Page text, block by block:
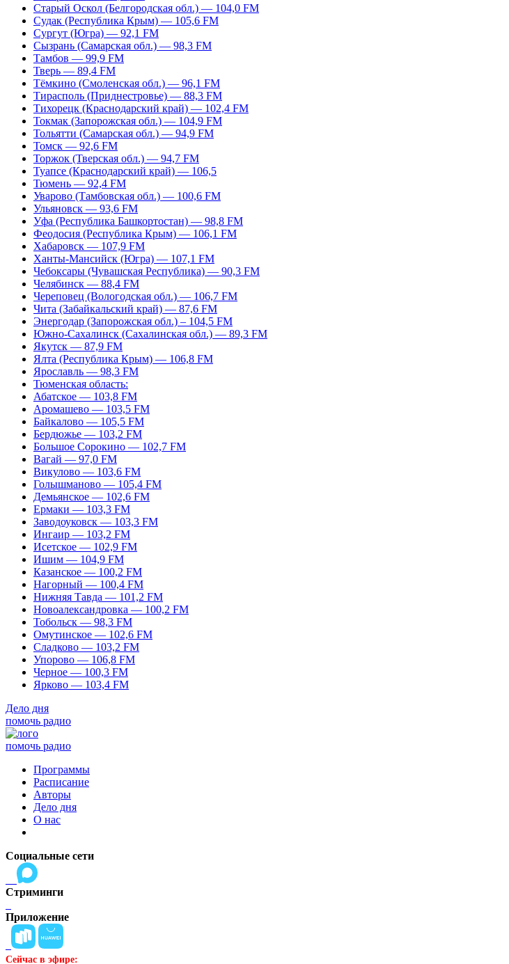
Старый Оскол (Белгородская обл.) — 104,0 FM
Судак (Республика Крым) — 105,6 FM
Сургут (Югра) — 92,1 FM
Сызрань (Самарская обл.) — 98,3 FM
Тамбов — 99,9 FM
Тверь — 89,4 FM
Тёмкино (Смоленская обл.) — 96,1 FM
Тирасполь (Приднестровье) — 88,3 FM
Тихорецк (Краснодарский край) — 102,4 FM
Токмак (Запорожская обл.) — 104,9 FM
Тольятти (Самарская обл.) — 94,9 FM
Томск — 92,6 FM
Торжок (Тверская обл.) — 94,7 FM
Туапсе (Краснодарский край) — 106,5
Тюмень — 92,4 FM
Уварово (Тамбовская обл.) — 100,6 FM
Ульяновск — 93,6 FM
Уфа (Республика Башкортостан) — 98,8 FM
Феодосия (Республика Крым) — 106,1 FM
Хабаровск — 107,9 FM
Ханты-Мансийск (Югра) — 107,1 FM
Чебоксары (Чувашская Республика) — 90,3 FM
Челябинск — 88,4 FM
Череповец (Вологодская обл.) — 106,7 FM
Чита (Забайкальский край) — 87,6 FM
Энергодар (Запорожская обл.) – 104,5 FM
Южно-Сахалинск (Сахалинская обл.) — 89,3 FM
Якутск — 87,9 FM
Ялта (Республика Крым) — 106,8 FM
Ярославль — 98,3 FM
Тюменская область:
Абатское — 103,8 FM
Аромашево — 103,5 FM
Байкалово — 105,5 FM
Бердюжье — 103,2 FM
Большое Сорокино — 102,7 FM
Вагай — 97,0 FM
Викулово — 103,6 FM
Голышманово — 105,4 FM
Демьянское — 102,6 FM
Ермаки — 103,3 FM
Заводоуковск — 103,3 FM
Ингаир — 103,2 FM
Исетское — 102,9 FM
Ишим — 104,9 FM
Казанское — 100,2 FM
Нагорный — 100,4 FM
Нижняя Тавда — 101,2 FM
Новоалександровка — 100,2 FM
Тобольск — 98,3 FM
Омутинское — 102,6 FM
Сладково — 103,2 FM
Упорово — 106,8 FM
Черное — 100,3 FM
Ярково — 103,4 FM
Дело дня
помочь радио
помочь радио
Программы
Расписание
Авторы
Дело дня
О нас
Социальные сети
Стриминги
Приложение
Сейчас в эфире: